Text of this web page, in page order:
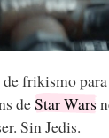
frikismo
deStar Wars
Sin Jedis.